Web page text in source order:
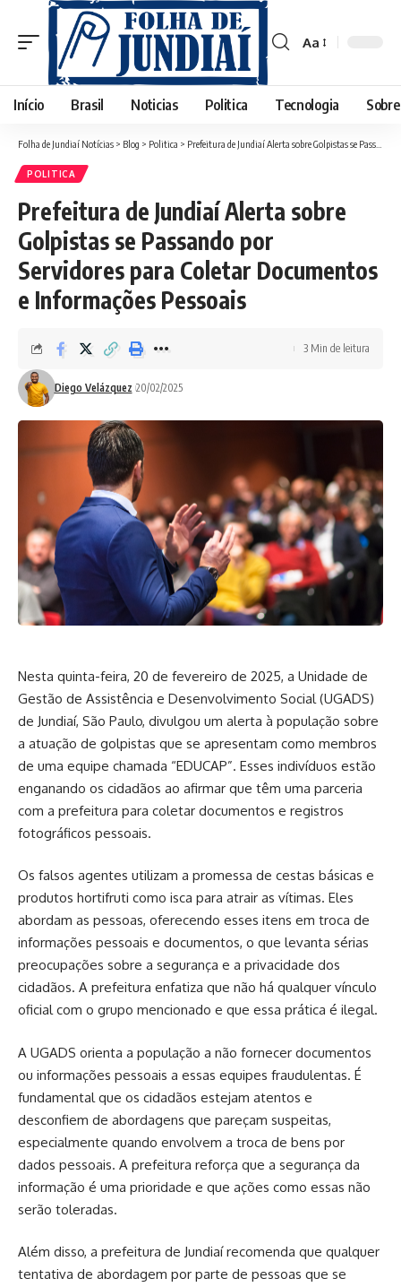
Font
Aa
Início Brasil Noticias Politica Tecnologia
Folha de Jundiaí Notícias > Blog > Politica > Prefeitura de Jundiaí Alerta sobre Golpistas se Passando por Servidores para Coletar Documentos e Informações Pessoais
POLITICA
Prefeitura de Jundiaí Alerta sobre
Golpistas se Passando por
Servidores para Coletar Documentos
e Informações Pessoais
Diego Velázquez 20/02/2025
3 Min de leitura
Nesta quinta-feira, 20 de fevereiro de 2025, a Unidade de
Gestão de Assistência e Desenvolvimento Social (UGADS)
de Jundiaí, São Paulo, divulgou um alerta à população sobre
a atuação de golpistas que se apresentam como membros
de uma equipe chamada “EDUCAP”. Esses indivíduos estão
enganando os cidadãos ao afirmar que têm uma parceria
com a prefeitura para coletar documentos e registros
fotográficos pessoais.
Os falsos agentes utilizam a promessa de cestas básicas e
produtos hortifruti como isca para atrair as vítimas. Eles
abordam as pessoas, oferecendo esses itens em troca de
informações pessoais e documentos, o que levanta sérias
preocupações sobre a segurança e a privacidade dos
cidadãos. A prefeitura enfatiza que não há qualquer vínculo
oficial com o grupo mencionado e que essa prática é ilegal.
A UGADS orienta a população a não fornecer documentos
ou informações pessoais a essas equipes fraudulentas. É
fundamental que os cidadãos estejam atentos e
desconfiem de abordagens que pareçam suspeitas,
especialmente quando envolvem a troca de bens por
dados pessoais. A prefeitura reforça que a segurança da
informação é uma prioridade e que ações como essas não
serão toleradas.
Além disso, a prefeitura de Jundiaí recomenda que qualquer
tentativa de abordagem por parte de pessoas que se